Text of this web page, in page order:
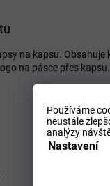
Používáme
neustále
analýzy
Nastavení
na kapsu.
na pásce přes kapsu.